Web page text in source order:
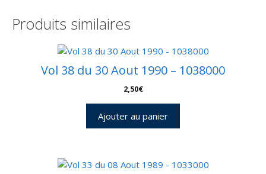
3
–
C
Produits similaires
Vol 38 du 30 Aout 1990 – 1038000
2,50€
Ajouter au panier